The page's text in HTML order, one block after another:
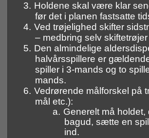
3. Holdene skal være klar
før det i planen fastsatte
4. Ved trøjelighed skifter
– medbring selv skiftetrøjer
5. Den almindelige
halvårsspillere er
spiller i 3-mands og to
mands.
6. Vedrørende målforskel på
mål etc.):
a. Generelt må holdet,
bagud, sætte en
ind.